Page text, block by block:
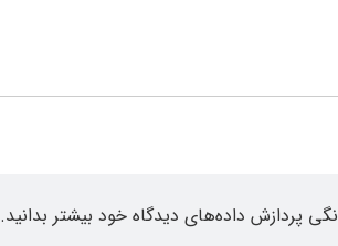
پردازش داده‌های دیدگاه خود بیشتر بدانید.